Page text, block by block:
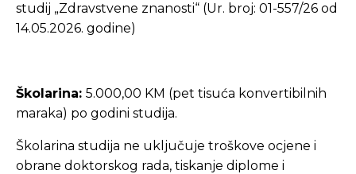
studij „Zdravstvene znanosti“ (Ur. broj: 01-557/26 od
14.05.2026. godine)
Školarina: 5.000,00 KM (pet tisuća konvertibilnih
maraka) po godini studija.
Školarina studija ne uključuje troškove ocjene i
obrane doktorskog rada, tiskanje diplome i